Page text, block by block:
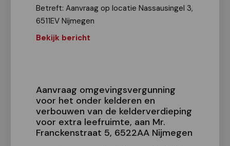
Betreft: Aanvraag op locatie Nassausingel 3,
6511EV Nijmegen
Bekijk bericht
Aanvraag omgevingsvergunning
voor het onder kelderen en
verbouwen van de kelderverdieping
voor extra leefruimte, aan Mr.
Franckenstraat 5, 6522AA Nijmegen